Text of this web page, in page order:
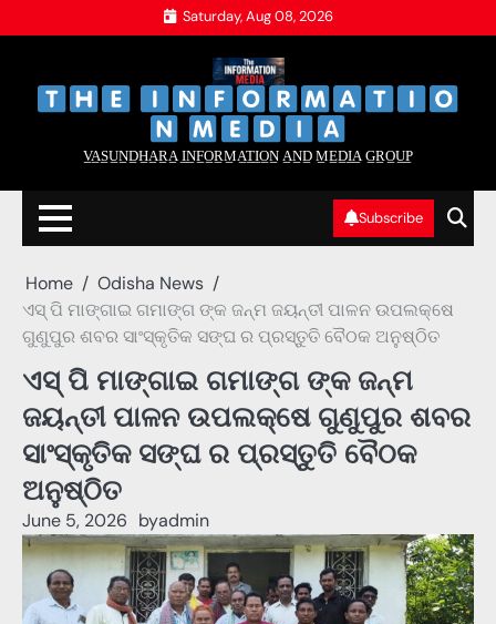
to
Saturday, Aug 08, 2026
V̲A̲S̲U̲N̲D̲H̲A̲R̲A̲ I̲N̲F̲O̲R̲M̲A̲T̲I̲O̲N̲ A̲N̲D̲ M̲E̲D̲I̲A̲ G̲R̲O̲U̲P̲
Subscribe
Home
Odisha News
ଏସ୍ ପି ମାଙ୍ଗାଇ ଗମାଙ୍ଗ ଙ୍କ ଜନ୍ମ ଜୟନ୍ତୀ ପାଳନ ଉପଲକ୍ଷେ
ଗୁଣୁପୁର ଶବର ସାଂସ୍କୃତିକ ସଙ୍ଘ ର ପ୍ରସ୍ତୁତି ବୈଠକ ଅନୁଷ୍ଠିତ
ଏସ୍ ପି ମାଙ୍ଗାଇ ଗମାଙ୍ଗ ଙ୍କ ଜନ୍ମ
ଜୟନ୍ତୀ ପାଳନ ଉପଲକ୍ଷେ ଗୁଣୁପୁର ଶବର
ସାଂସ୍କୃତିକ ସଙ୍ଘ ର ପ୍ରସ୍ତୁତି ବୈଠକ
ଅନୁଷ୍ଠିତ
June 5, 2026 byadmin